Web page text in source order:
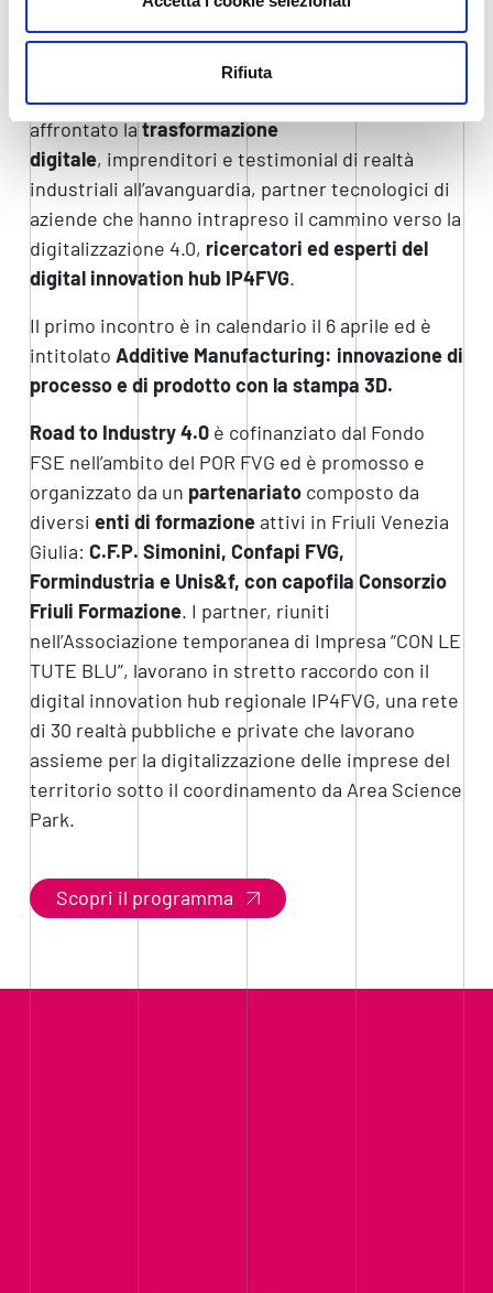
Rifiuta
I relatori dei diversi momenti informativi saranno
professionisti ed esperti di digitalizzazione
ovvero tecnici di imprese che hanno già
affrontato latrasformazione
digitale, imprenditori e testimonial di realtà
industriali all’avanguardia, partner tecnologici di
aziende che hanno intrapreso il cammino verso la
digitalizzazione 4.0, ricercatori ed esperti del
digital innovation hub IP4FVG.
Il primo incontro è in calendario il 6 aprile ed è
intitolato Additive Manufacturing: innovazione di
processo e di prodotto con la stampa 3D.
Road to Industry 4.0è cofinanziato dal Fondo
FSE nell’ambito del POR FVG ed è promosso e
organizzato da un partenariatocomposto da
diversi enti di formazioneattivi in Friuli Venezia
Giulia: C.F.P. Simonini, Confapi FVG,
Formindustria e Unis&f, con capofila Consorzio
Friuli Formazione. I partner, riuniti
nell’Associazione temporanea di Impresa “CON LE
TUTE BLU”, lavorano in stretto raccordo con il
digital innovation hub regionale IP4FVG, una rete
di 30 realtà pubbliche e private che lavorano
assieme per la digitalizzazione delle imprese del
territorio sotto il coordinamento da Area Science
Park.
Scopri il programma